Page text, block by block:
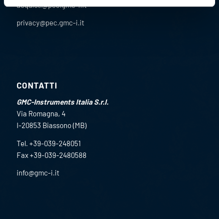
acquisti@pec.gmc-i.it
privacy@pec.gmc-i.it
CONTATTI
GMC-Instruments Italia S.r.l.
Via Romagna, 4
I-20853 Biassono (MB)
Tel. +39-039-248051
Fax +39-039-2480588
info@gmc-i.it